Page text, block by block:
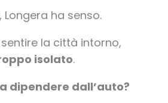
ha senso.
la città intorno,
isolato.
dipendere dall’auto?